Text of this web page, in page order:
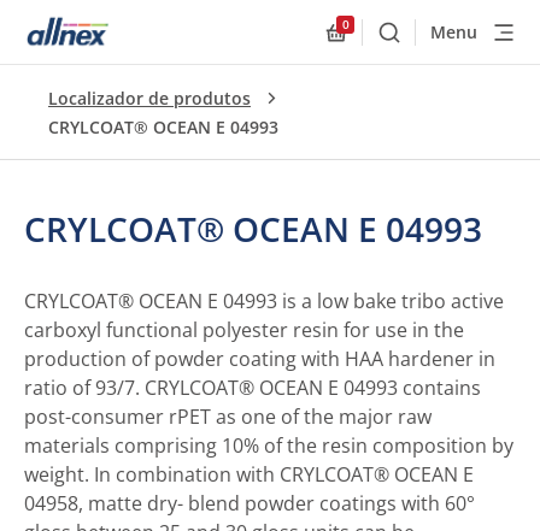
0
BuscarMenu
Localizador de produtos
CRYLCOAT® OCEAN E 04993
CRYLCOAT® OCEAN E 04993
CRYLCOAT® OCEAN E 04993 is a low bake tribo active
carboxyl functional polyester resin for use in the
production of powder coating with HAA hardener in
ratio of 93/7. CRYLCOAT® OCEAN E 04993 contains
post-consumer rPET as one of the major raw
materials comprising 10% of the resin composition by
weight. In combination with CRYLCOAT® OCEAN E
04958, matte dry- blend powder coatings with 60°